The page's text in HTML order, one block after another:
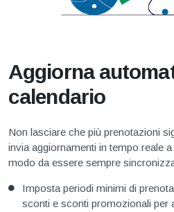
Aggiorna
calendario
Non lasciare che più prenotazioni
invia aggiornamenti in tempo reale
modo da essere sempre
Imposta periodi minimi di
sconti e sconti promozionali per